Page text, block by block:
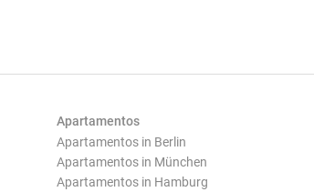
Apartamentos
Apartamentos in Berlin
Apartamentos in München
Apartamentos in Hamburg